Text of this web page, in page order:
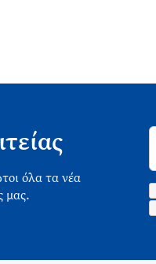
όλα τα νέα
μας.